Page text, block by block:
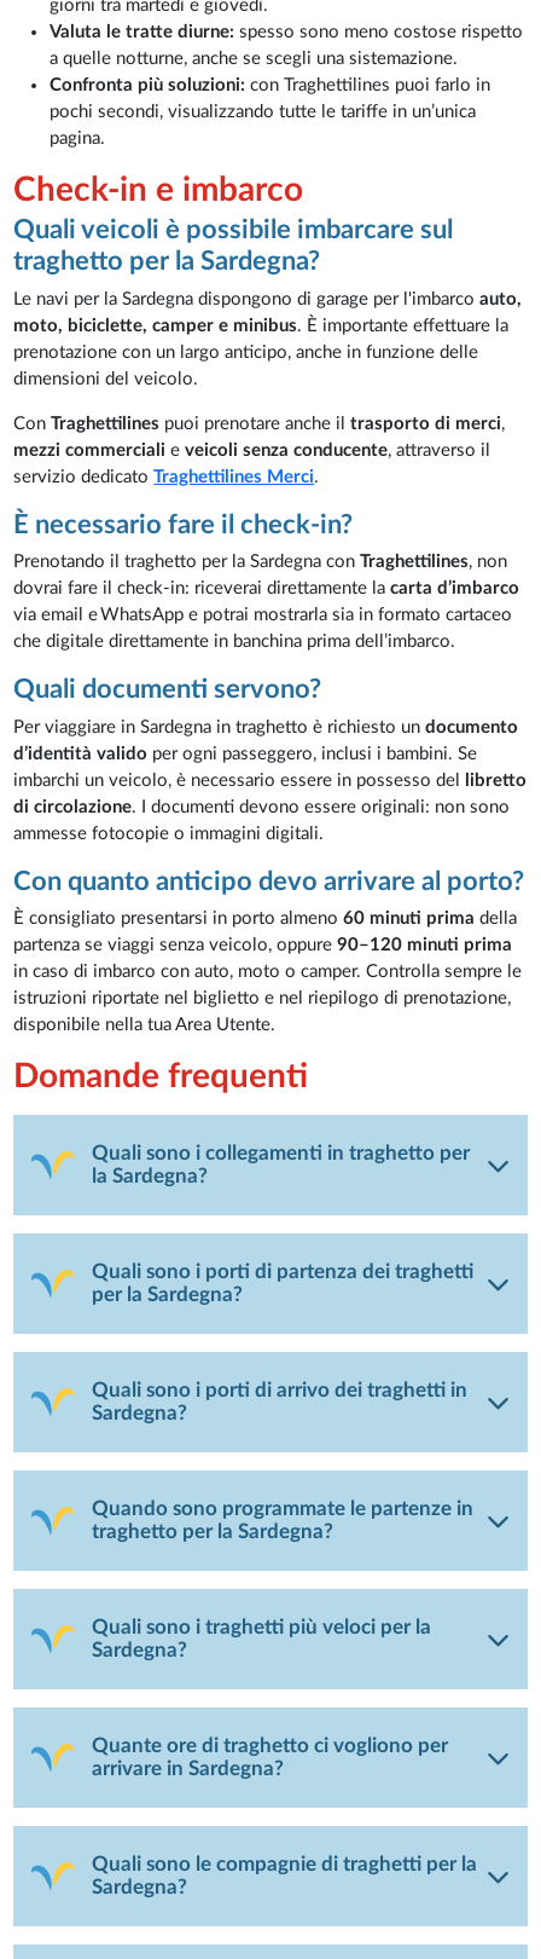
giorni tra martedì e giovedì.
Valuta le tratte diurne: spesso sono meno costose rispetto
a quelle notturne, anche se scegli una sistemazione.
Confronta più soluzioni: con Traghettilines puoi farlo in
pochi secondi, visualizzando tutte le tariffe in un’unica
pagina.
Check-in e imbarco
Quali veicoli è possibile imbarcare sul
traghetto per la Sardegna?
Le navi per la Sardegna dispongono di garage per l'imbarcoauto,
moto, biciclette, camper e minibus. È importante effettuare la
prenotazione con un largo anticipo, anche in funzione delle
dimensioni del veicolo.
ConTraghettilines puoi prenotare anche iltrasporto di merci,
mezzi commerciali eveicoli senza conducente, attraverso il
servizio dedicatoTraghettilines Merci.
È necessario fare il check-in?
Prenotando il traghetto per la Sardegna conTraghettilines, non
dovrai fare il check-in: riceverai direttamente lacarta d’imbarco
via email e WhatsApp e potrai mostrarla sia in formato cartaceo
che digitale direttamente in banchina prima dell’imbarco.
Quali documenti servono?
Per viaggiare in Sardegna in traghetto è richiesto undocumento
d’identità valido per ogni passeggero, inclusi i bambini. Se
imbarchi un veicolo, è necessario essere in possesso del
libretto
di circolazione. I documenti devono essere originali: non sono
ammesse fotocopie o immagini digitali.
Con quanto anticipo devo arrivare al porto?
È consigliato presentarsi in porto almeno60 minuti prima della
partenza se viaggi senza veicolo, oppure90–120 minuti prima
in caso di imbarco con auto, moto o camper. Controlla sempre le
istruzioni riportate nel biglietto e nel riepilogo di prenotazione,
disponibile nella tua Area Utente.
Domande frequenti
Quali sono i collegamenti in traghetto per
la Sardegna?
Quali sono i porti di partenza dei traghetti
per la Sardegna?
Quali sono i porti di arrivo dei traghetti in
Sardegna?
Quando sono programmate le partenze in
traghetto per la Sardegna?
Quali sono i traghetti più veloci per la
Sardegna?
Quante ore di traghetto ci vogliono per
arrivare in Sardegna?
Quali sono le compagnie di traghetti per la
Sardegna?